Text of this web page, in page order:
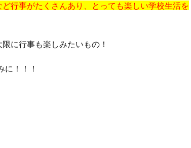
行事がたくさんあり、とっても楽しい学校生活を
に行事も楽しみたいもの！
！！！